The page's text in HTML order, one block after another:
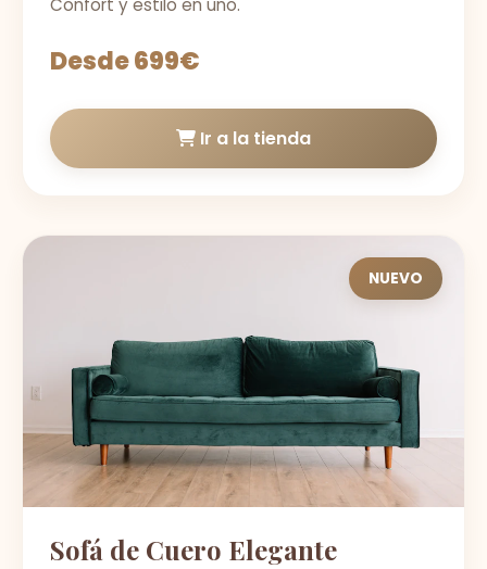
Confort y estilo en uno.
Desde 699€
Ir a la tienda
NUEVO
Sofá de Cuero Elegante